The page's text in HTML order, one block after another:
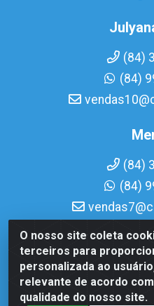
O nosso site coleta
terceiros para
personalizada ao
relevante de acordo
qualidade do nosso site.
(84)
(84)
(84)
(84)
Casa Norte LTDA - Av.
Dix-Sept Rosado, Natal/